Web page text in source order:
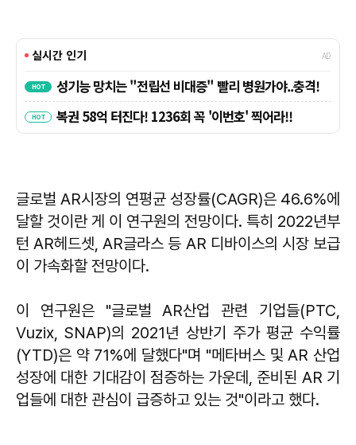
글로벌 AR시장의 연평균 성장률(CAGR)은 46.6%에
달할 것이란 게 이 연구원의 전망이다. 특히 2022년부
턴 AR헤드셋, AR글라스 등 AR 디바이스의 시장 보급
이 가속화할 전망이다.
이 연구원은 "글로벌 AR산업 관련 기업들(PTC,
Vuzix, SNAP)의 2021년 상반기 주가 평균 수익률
(YTD)은 약 71%에 달했다"며 "메타버스 및 AR 산업
성장에 대한 기대감이 점증하는 가운데, 준비된 AR 기
업들에 대한 관심이 급증하고 있는 것"이라고 했다.